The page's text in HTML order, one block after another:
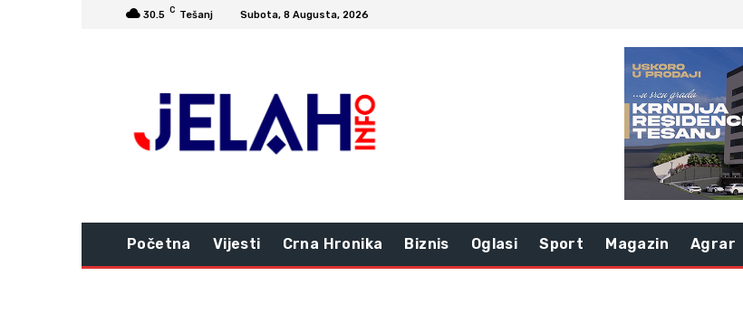
30.5 C Tešanj Subota, 8 Augusta, 2026
Početna Vijesti Crna Hronika Biznis Oglasi Sport Magazin Agrar